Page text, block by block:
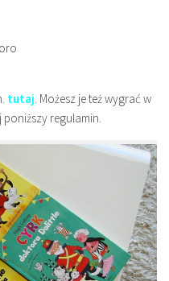
tutaj . Możesz je też wygrać w
regulamin.